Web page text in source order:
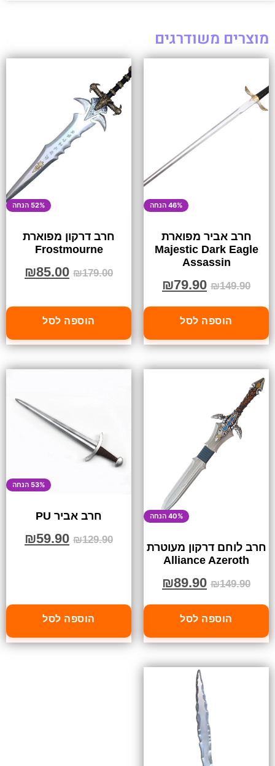
מוצרים משודרגים
46% הנחה
חרב אביר מפוארת
Majestic Dark Eagle
Assassin
₪149.90
₪79.90
הוספה לסל
52% הנחה
חרב דרקון מפוארת
Frostmourne
₪179.00
₪85.00
הוספה לסל
40% הנחה
חרב לוחם דרקון מעוטרת
Alliance Azeroth
₪149.90
₪89.90
הוספה לסל
53% הנחה
חרב אביר PU
₪129.90
₪59.90
הוספה לסל